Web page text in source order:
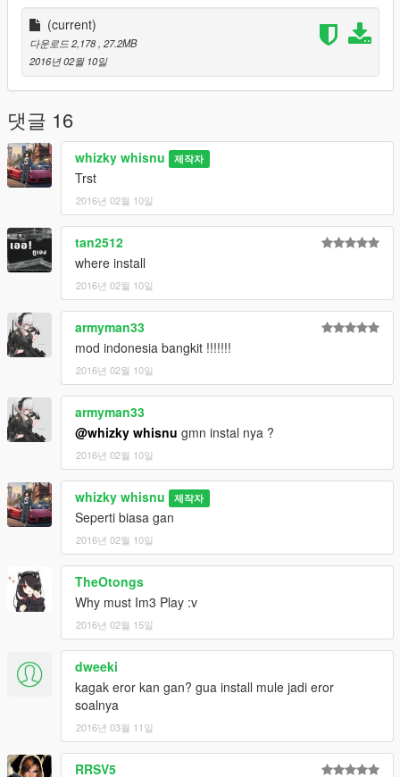
(current)
다운로드 2,178, 27.2MB
2016년 02월 10일
댓글 16
whizky whisnu 제작자
Trst
2016년 02월 10일
tan2512
where install
2016년 02월 10일
armyman33
mod indonesia bangkit !!!!!!!
2016년 02월 10일
armyman33
@whizky whisnu gmn instal nya ?
2016년 02월 10일
whizky whisnu 제작자
Seperti biasa gan
2016년 02월 10일
TheOtongs
Why must Im3 Play :v
2016년 02월 15일
dweeki
kagak eror kan gan? gua install mule jadi eror
soalnya
2016년 03월 11일
RRSV5